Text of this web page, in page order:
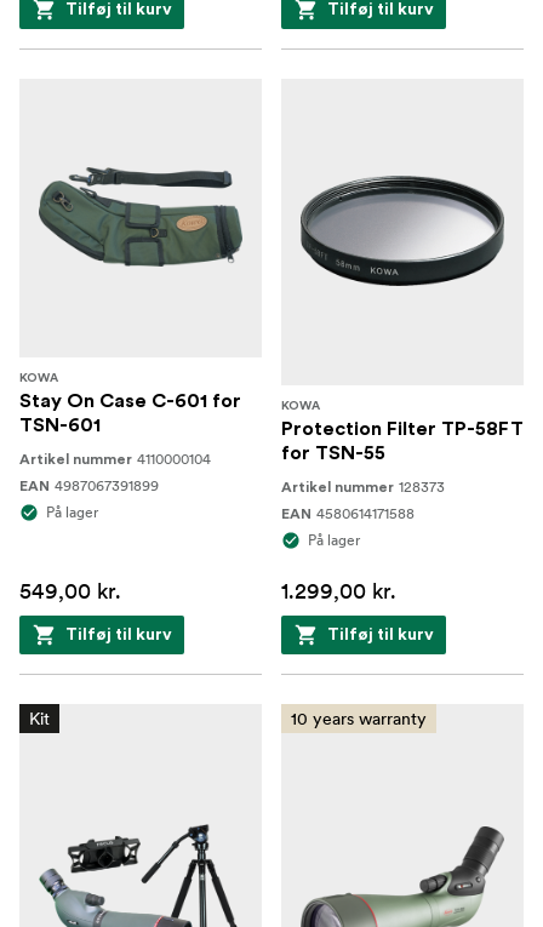
Tilføj til kurv Tilføj til kurv
KOWA
Stay On Case C-601 for
TSN-601
Artikel nummer 4110000104
EAN 4987067391899
På lager
549,00 kr.
Tilføj til kurv
KOWA
Protection Filter TP-58FT
for TSN-55
Artikel nummer 128373
EAN 4580614171588
På lager
1.299,00 kr.
Tilføj til kurv
Kit 10 years warranty